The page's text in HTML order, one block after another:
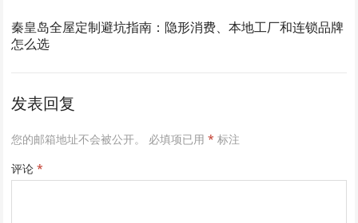
秦皇岛全屋定制避坑指南：隐形消费、本地工厂和连锁品牌
怎么选
发表回复
您的邮箱地址不会被公开。 必填项已用* 标注
评论*